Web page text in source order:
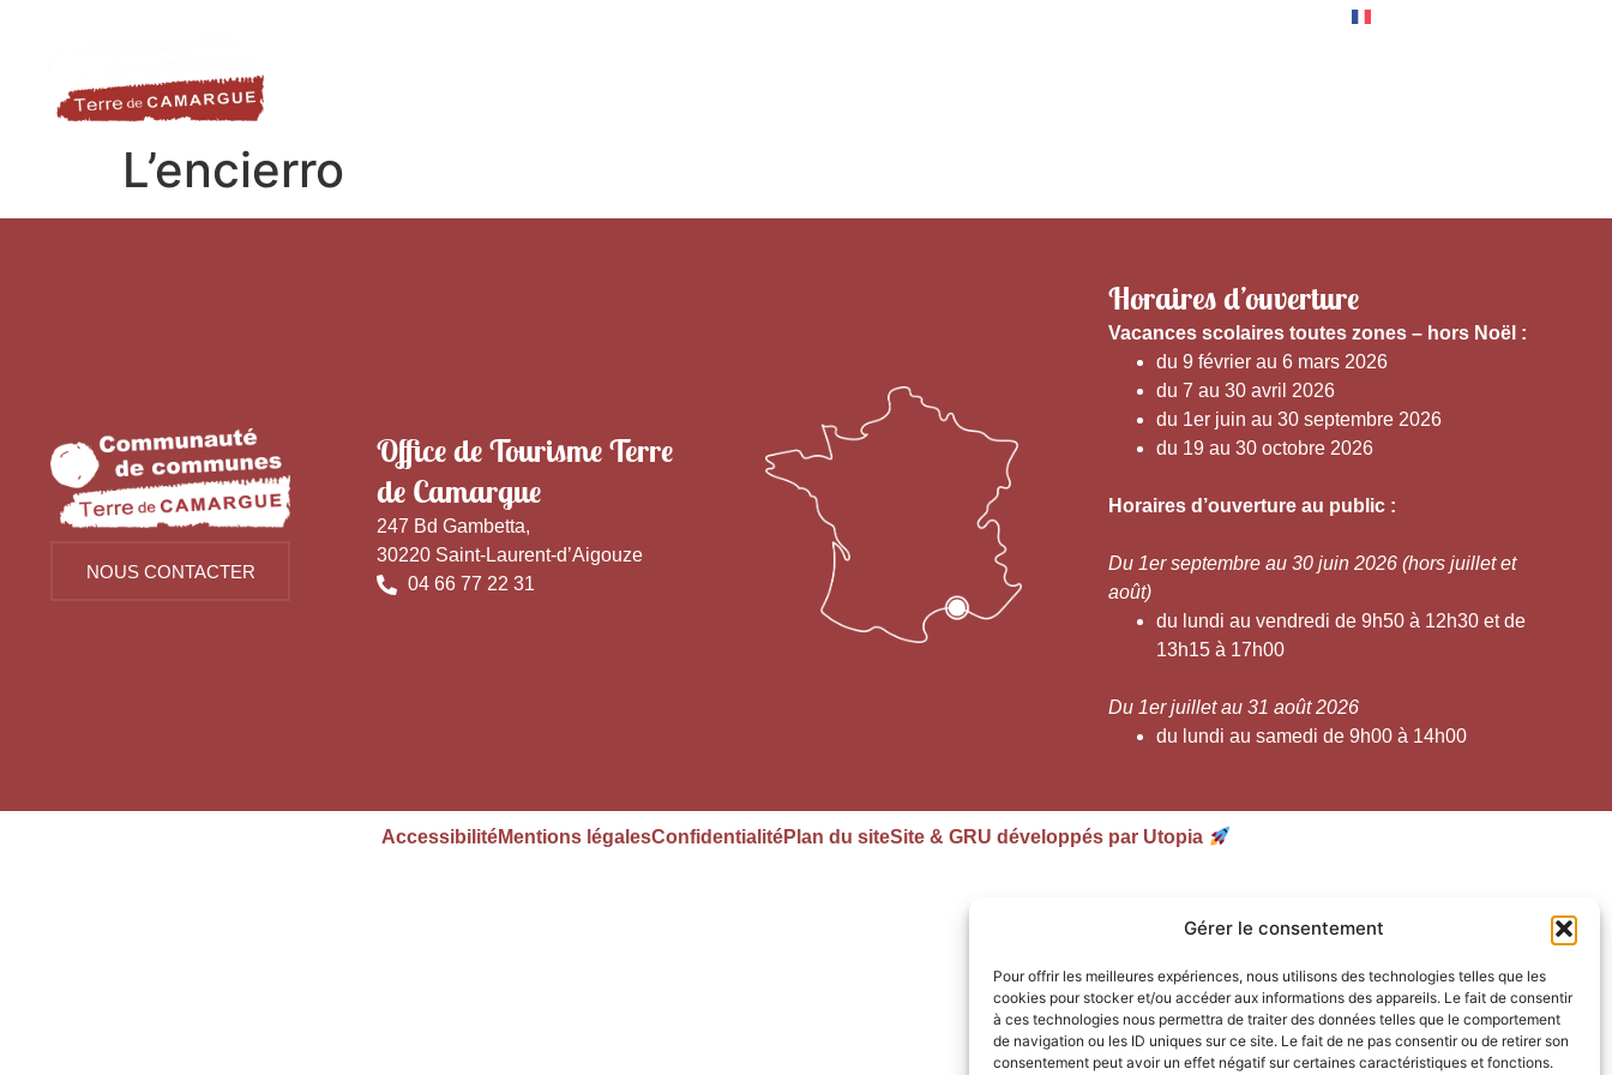
Gérer le consentement
Pour offrir les meilleures expériences, nous utilisons des technologies telles que les
cookies pour stocker et/ou accéder aux informations des appareils. Le fait de consentir
à ces technologies nous permettra de traiter des données telles que le comportement
de navigation ou les ID uniques sur ce site. Le fait de ne pas consentir ou de retirer son
consentement peut avoir un effet négatif sur certaines caractéristiques et fonctions.
L’encierro
NOUS CONTACTER
Office de Tourisme Terre
de Camargue
247 Bd Gambetta,
30220 Saint-Laurent-d’Aigouze
04 66 77 22 31
Horaires d’ouverture
Vacances scolaires toutes zones – hors Noël :
du 9 février au 6 mars 2026
du 7 au 30 avril 2026
du 1er juin au 30 septembre 2026
du 19 au 30 octobre 2026
Horaires d’ouverture au public :
Du 1er septembre au 30 juin 2026 (hors juillet et
août)
du lundi au vendredi de 9h50 à 12h30 et de
13h15 à 17h00
Du 1er juillet au 31 août 2026
du lundi au samedi de 9h00 à 14h00
AccessibilitéMentions légalesConfidentialitéPlan du siteSite & GRU développés par Utopia